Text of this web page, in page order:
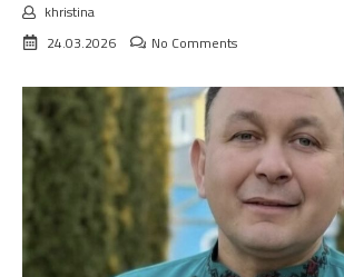
khristina
24.03.2026
No Comments